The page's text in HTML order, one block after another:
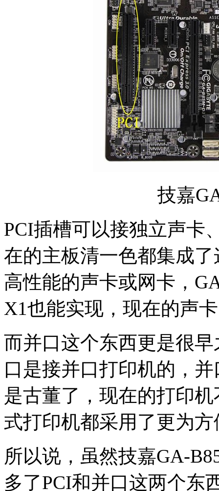
技嘉
PCI插槽可以接独立声卡
在的主板清一色都集成
高性能的声卡或网卡，
X1也能实现，现在的声
而并口这个东西更是很
口是接并口打印机的，
是古董了，现在的打印
式打印机都采用了更为
所以说，虽然技嘉GA-
多了PCI和并口这两个东